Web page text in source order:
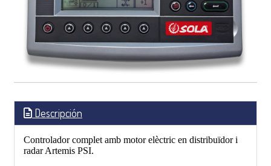
Descripción
Controlador complet amb motor elèctric en distribuïdor i
radar Artemis PSI.